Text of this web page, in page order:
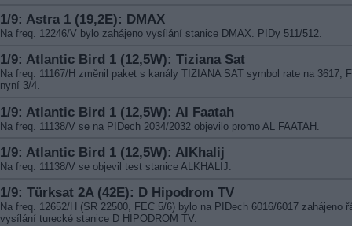
1/9: Astra 1 (19,2E): DMAX
Na freq. 12246/V bylo zahájeno vysílání stanice DMAX. PIDy 511/512.
1/9: Atlantic Bird 1 (12,5W): Tiziana Sat
Na freq. 11167/H změnil paket s kanály TIZIANA SAT symbol rate na 3617,
nyní 3/4.
1/9: Atlantic Bird 1 (12,5W): Al Faatah
Na freq. 11138/V se na PIDech 2034/2032 objevilo promo AL FAATAH.
1/9: Atlantic Bird 1 (12,5W): AlKhalij
Na freq. 11138/V se objevil test stanice ALKHALIJ.
1/9: Türksat 2A (42E): D Hipodrom TV
Na freq. 12652/H (SR 22500, FEC 5/6) bylo na PIDech 6016/6017 zahájeno
vysílání turecké stanice D HIPODROM TV.